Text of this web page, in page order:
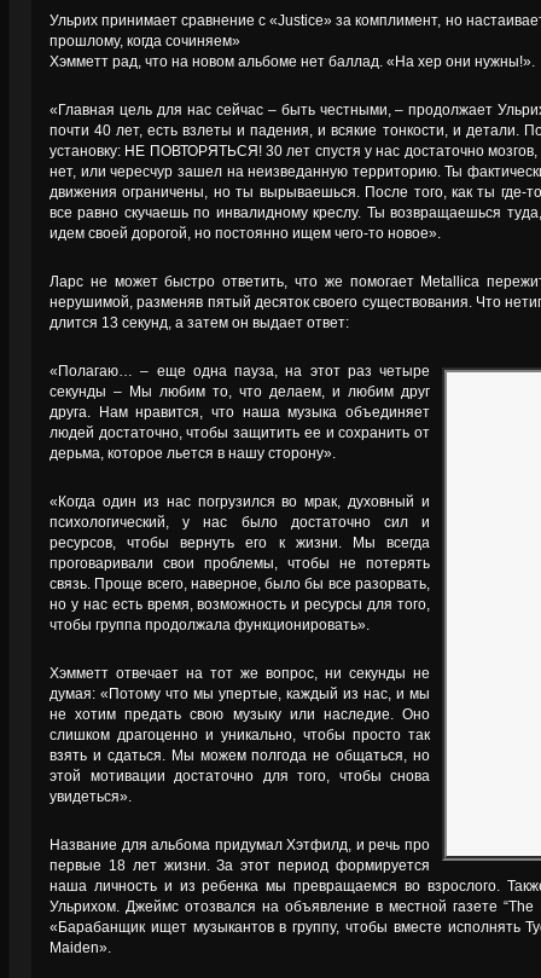
Ульрих принимает сравнение с «Justice» за комплимент, но
прошлому, когда сочиняем»
Хэмметт рад, что на новом альбоме нет баллад. «На хер они нужны!».
«Главная цель для нас сейчас – быть честными, – продолжает
почти 40 лет, есть взлеты и падения, и всякие тонкости, и детали.
установку: НЕ ПОВТОРЯТЬСЯ! 30 лет спустя у нас достаточно
нет, или чересчур зашел на неизведанную территорию. Ты
движения ограничены, но ты вырываешься. После того, как ты где-
все равно скучаешь по инвалидному креслу. Ты возвращаешься
идем своей дорогой, но постоянно ищем чего-то новое».
Ларс не может быстро ответить, что же помогает Metallica
нерушимой, разменяв пятый десяток своего существования. Что
длится 13 секунд, а затем он выдает ответ:
«Полагаю… – еще одна пауза, на этот раз четыре
секунды – Мы любим то, что делаем, и любим друг
друга. Нам нравится, что наша музыка объединяет
людей достаточно, чтобы защитить ее и сохранить от
дерьма, которое льется в нашу сторону».
«Когда один из нас погрузился во мрак, духовный и
психологический, у нас было достаточно сил и
ресурсов, чтобы вернуть его к жизни. Мы всегда
проговаривали свои проблемы, чтобы не потерять
связь. Проще всего, наверное, было бы все разорвать,
но у нас есть время, возможность и ресурсы для того,
чтобы группа продолжала функционировать».
Хэмметт отвечает на тот же вопрос, ни секунды не
думая: «Потому что мы упертые, каждый из нас, и мы
не хотим предать свою музыку или наследие. Оно
слишком драгоценно и уникально, чтобы просто так
взять и сдаться. Мы можем полгода не общаться, но
этой мотивации достаточно для того, чтобы снова
увидеться».
Название для альбома придумал Хэтфилд, и речь про
первые 18 лет жизни. За этот период формируется
наша личность и из ребенка мы превращаемся во взрослого.
Ульрихом. Джеймс отозвался на объявление в местной газете “The
«Барабанщик ищет музыкантов в группу, чтобы вместе исполнять
Maiden».